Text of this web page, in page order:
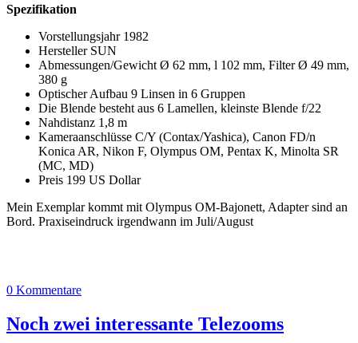
Spezifikation
Vorstellungsjahr 1982
Hersteller SUN
Abmessungen/Gewicht Ø 62 mm, l 102 mm, Filter Ø 49 mm,
380 g
Optischer Aufbau 9 Linsen in 6 Gruppen
Die Blende besteht aus 6 Lamellen, kleinste Blende f/22
Nahdistanz 1,8 m
Kameraanschlüsse C/Y (Contax/Yashica), Canon FD/n
Konica AR, Nikon F, Olympus OM, Pentax K, Minolta SR
(MC, MD)
Preis 199 US Dollar
Mein Exemplar kommt mit Olympus OM-Bajonett, Adapter sind an
Bord. Praxiseindruck irgendwann im Juli/August
0 Kommentare
Noch zwei interessante Telezooms